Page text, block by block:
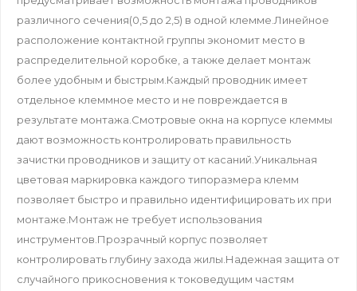
различного сечения(0,5 до 2,5) в одной клемме.Линейное
расположение контактной группы экономит место в
распределительной коробке, а также делает монтаж
более удобным и быстрым.Каждый проводник имеет
отдельное клеммное место и не повреждается в
результате монтажа.Смотровые окна на корпусе клеммы
дают возможность контролировать правильность
зачистки проводников и защиту от касаний.Уникальная
цветовая маркировка каждого типоразмера клемм
позволяет быстро и правильно идентифицировать их при
монтаже.Монтаж не требует использования
инструментов.Прозрачный корпус позволяет
контролировать глубину захода жилы.Надежная защита от
случайного прикосновения к токоведущим частям